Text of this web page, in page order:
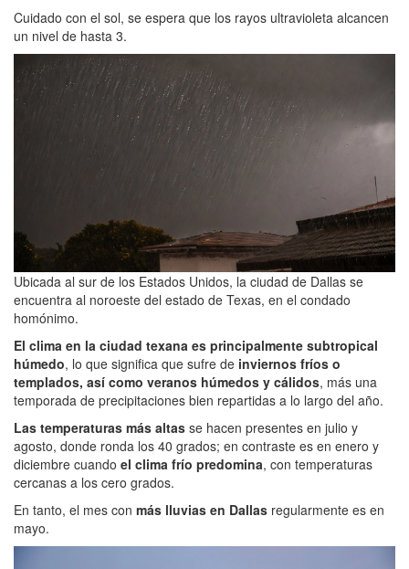
Cuidado con el sol, se espera que los rayos ultravioleta alcancen
un nivel de hasta 3.
Ubicada al sur de los Estados Unidos, la ciudad de Dallas se
encuentra al noroeste del estado de Texas, en el condado
homónimo.
El clima en la ciudad texana es principalmente subtropical
húmedo, lo que significa que sufre de inviernos fríos o
templados, así como veranos húmedos y cálidos, más una
temporada de precipitaciones bien repartidas a lo largo del año.
Las temperaturas más altas se hacen presentes en julio y
agosto, donde ronda los 40 grados; en contraste es en enero y
diciembre cuando el clima frío predomina, con temperaturas
cercanas a los cero grados.
En tanto, el mes con más lluvias en Dallas regularmente es en
mayo.